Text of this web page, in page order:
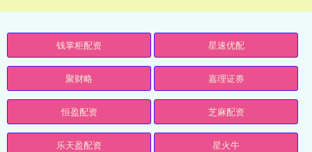
钱掌柜配资 星速优配
聚财略 嘉理证券
恒盈配资 芝麻配资
乐天盈配资 星火牛